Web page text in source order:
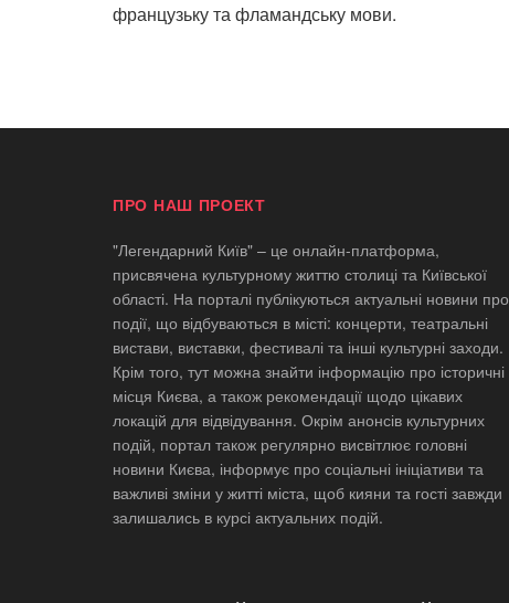
французьку та фламандську мови.
ПРО НАШ ПРОЕКТ
"Легендарний Київ" – це онлайн-платформа,
присвячена культурному життю столиці та Київської
області. На порталі публікуються актуальні новини про
події, що відбуваються в місті: концерти, театральні
вистави, виставки, фестивалі та інші культурні заходи.
Крім того, тут можна знайти інформацію про історичні
місця Києва, а також рекомендації щодо цікавих
локацій для відвідування. Окрім анонсів культурних
подій, портал також регулярно висвітлює головні
новини Києва, інформує про соціальні ініціативи та
важливі зміни у житті міста, щоб кияни та гості завжди
залишались в курсі актуальних подій.